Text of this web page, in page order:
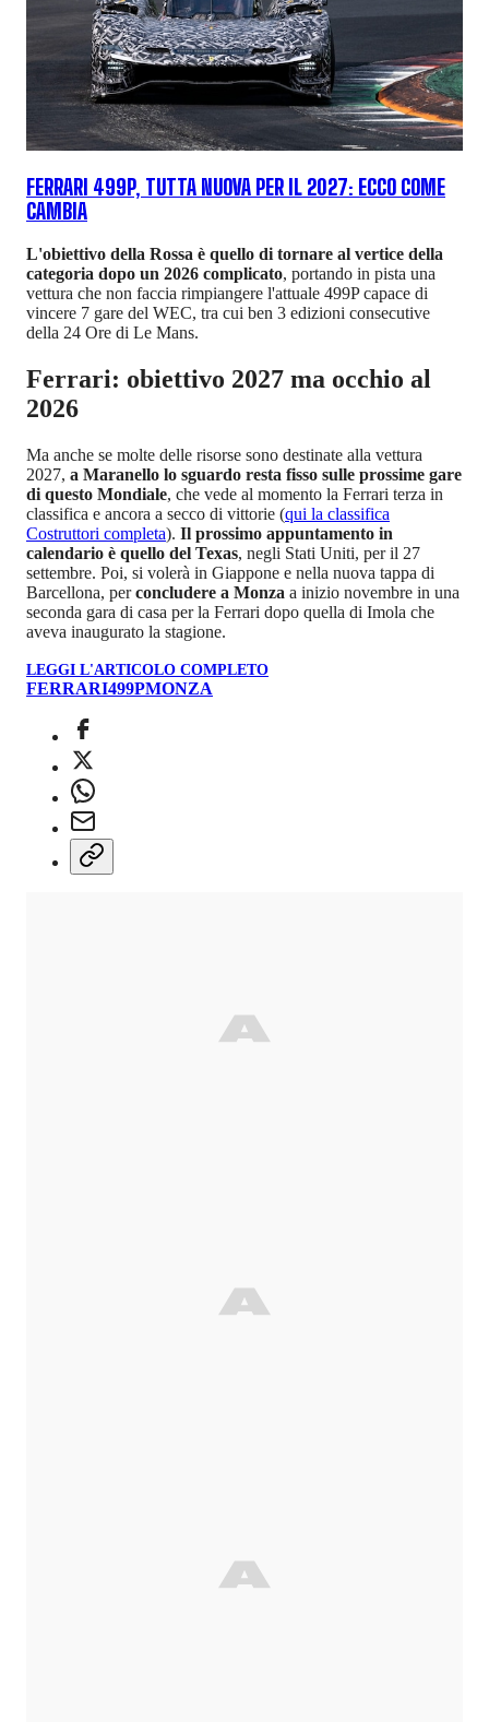
FERRARI 499P, TUTTA NUOVA PER IL 2027: ECCO COME
CAMBIA
L'obiettivo della Rossa è quello di tornare al vertice della
categoria dopo un 2026 complicato, portando in pista una
vettura che non faccia rimpiangere l'attuale 499P capace di
vincere 7 gare del WEC, tra cui ben 3 edizioni consecutive
della 24 Ore di Le Mans.
Ferrari: obiettivo 2027 ma occhio al
2026
Ma anche se molte delle risorse sono destinate alla vettura
2027, a Maranello lo sguardo resta fisso sulle prossime gare
di questo Mondiale, che vede al momento la Ferrari terza in
classifica e ancora a secco di vittorie (qui la classifica
Costruttori completa). Il prossimo appuntamento in
calendario è quello del Texas, negli Stati Uniti, per il 27
settembre. Poi, si volerà in Giappone e nella nuova tappa di
Barcellona, perconcludere a Monza a inizio novembre in una
seconda gara di casa per la Ferrari dopo quella di Imola che
aveva inaugurato la stagione.
LEGGI L'ARTICOLO COMPLETO
FERRARI499PMONZA